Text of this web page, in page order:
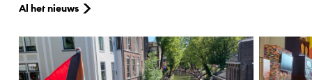
Al het nieuws